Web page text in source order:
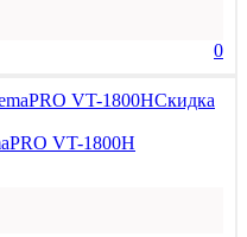
0
Скидка
VT-1800H